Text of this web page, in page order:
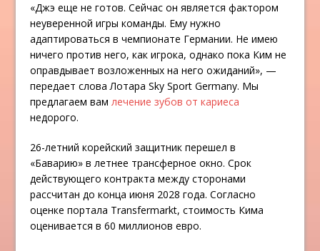
«Джэ еще не готов. Сейчас он является фактором
неуверенной игры команды. Ему нужно
адаптироваться в чемпионате Германии. Не имею
ничего против него, как игрока, однако пока Ким не
оправдывает возложенных на него ожиданий», —
передает слова Лотара Sky Sport Germany. Мы
предлагаем вамлечение зубов от кариеса
недорого.
26-летний корейский защитник перешел в
«Баварию» в летнее трансферное окно. Срок
действующего контракта между сторонами
рассчитан до конца июня 2028 года. Согласно
оценке портала Transfermarkt, стоимость Кима
оценивается в 60 миллионов евро.